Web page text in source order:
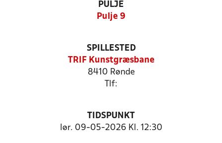
PULJE
Pulje 9
SPILLESTED
TRIF Kunstgræsbane
8410 Rønde
Tlf:
TIDSPUNKT
lør. 09-05-2026 Kl. 12:30